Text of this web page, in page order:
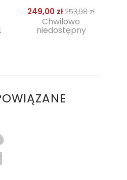
249,00 złCena
253,98 złCena
Chwilowo
niedostępny